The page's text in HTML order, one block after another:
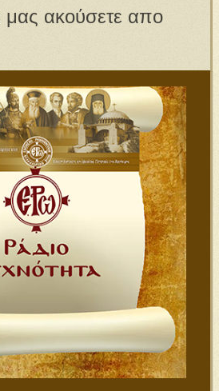
μας ακούσετε απο